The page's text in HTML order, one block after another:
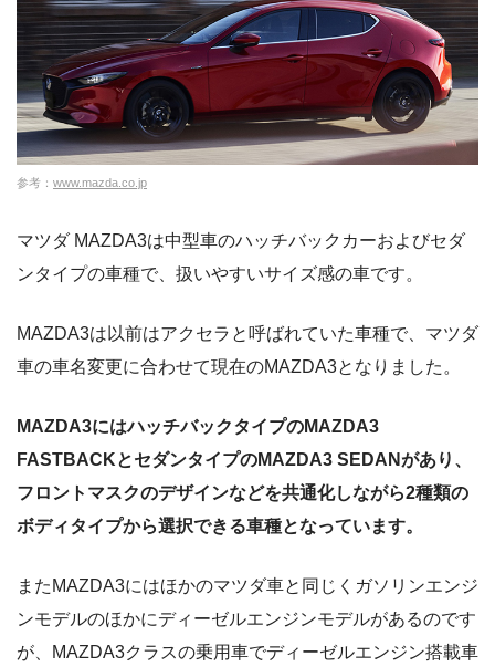
参考： www.mazda.co.jp
マツダ MAZDA3は中型車のハッチバックカーおよびセダ
ンタイプの車種で、扱いやすいサイズ感の車です。
MAZDA3は以前はアクセラと呼ばれていた車種で、マツダ
車の車名変更に合わせて現在のMAZDA3となりました。
MAZDA3にはハッチバックタイプのMAZDA3
FASTBACKとセダンタイプのMAZDA3 SEDANがあり、
フロントマスクのデザインなどを共通化しながら2種類の
ボディタイプから選択できる車種となっています。
またMAZDA3にはほかのマツダ車と同じくガソリンエンジ
ンモデルのほかにディーゼルエンジンモデルがあるのです
が、MAZDA3クラスの乗用車でディーゼルエンジン搭載車